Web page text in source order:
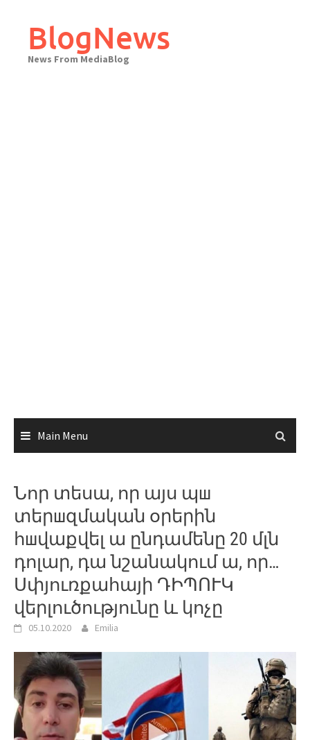
contentBlogNews
News From MediaBlog
Main Menu
Նոր տեսա, որ այս պш
տերшզմական օրերին
հшվաքվել ա ընդամենը 20 մլն
դոլար, դա նշանակում ա, որ…
Սփյուռքահայի ԴԻՊՈՒԿ
վերլուծությունը և կոչը
05.10.2020 Emilia